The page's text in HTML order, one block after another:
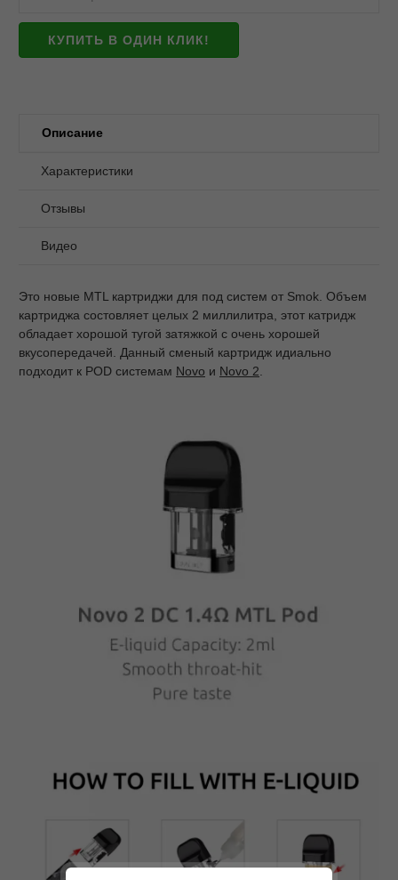
КУПИТЬ В ОДИН КЛИК!
Описание
Характеристики
Отзывы
Видео
Это новые MTL картриджи для под систем от Smok. Объем
картриджа состовляет целых 2 миллилитра, этот катридж
обладает хорошой тугой затяжкой с очень хорошей
вкусопередачей. Данный сменый картридж идиально
подходит к POD системам Novo и Novo 2